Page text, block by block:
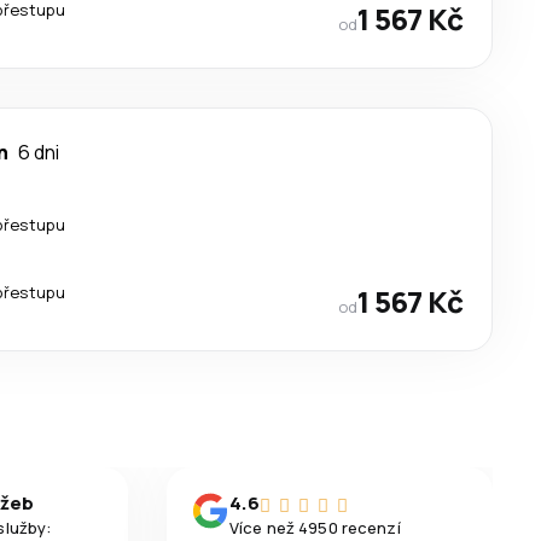
od1 567 Kč
6 dni
od1 567 Kč
4.6
Více než 4950 recenzí